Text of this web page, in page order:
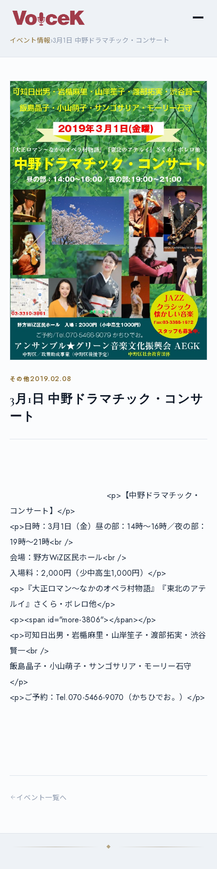
イベント情報›3月1日 中野ドラマチック・コンサート
その他2019.02.08
3月1日 中野ドラマチック・コンサ
ート
コンサート】</p>
<p>日時：3月1日（金）昼の部：14時～16時／夜の部：
19時～21時<br />
会場：野方WiZ区民ホール<br />
入場料：2,000円（少中高生1,000円）</p>
<p>『大正ロマン～なかのオペラ村物語』『東北のアテ
ルイ』さくら・ボレロ他</p>
<p><span id="more-3806"></span></p>
<p>可知日出男・岩楯麻里・山岸笙子・渡部拓実・渋谷
賢一<br />
飯島晶子・小山萌子・サンゴサリア・モーリー石守
</p>
<p>ご予約：Tel.070-5466-9070（かちひでお。）</p>
イベント一覧へ